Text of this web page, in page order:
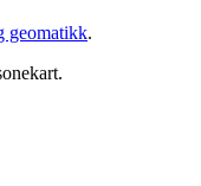
geomatikk.